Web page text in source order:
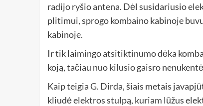
radijo ryšio antena. Dėl susidariusio
plitimui, sprogo kombaino kabinoje
kabinoje.
Ir tik laimingo atsitiktinumo dėka
koją, tačiau nuo kilusio gaisro
Kaip teigia G. Dirda, šiais metais
kliudė elektros stulpą, kuriam lūžus